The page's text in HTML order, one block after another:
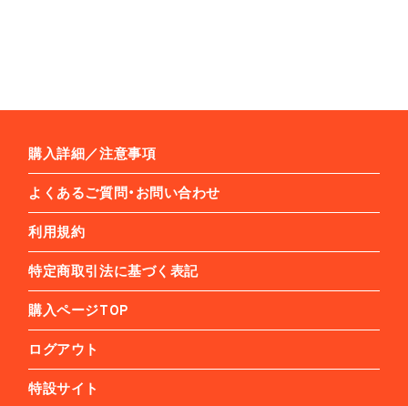
購入詳細／注意事項
よくあるご質問・お問い合わせ
利用規約
特定商取引法に基づく表記
購入ページTOP
ログアウト
特設サイト